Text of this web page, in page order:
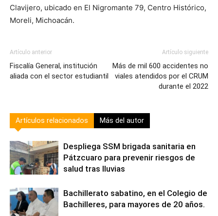
Clavijero, ubicado en El Nigromante 79, Centro Histórico,
Moreli, Michoacán.
Artículo anterior
Fiscalía General, institución
aliada con el sector estudiantil
Artículo siguiente
Más de mil 600 accidentes no
viales atendidos por el CRUM
durante el 2022
Artículos relacionados Más del autor
Despliega SSM brigada sanitaria en
Pátzcuaro para prevenir riesgos de
salud tras lluvias
Bachillerato sabatino, en el Colegio de
Bachilleres, para mayores de 20 años.